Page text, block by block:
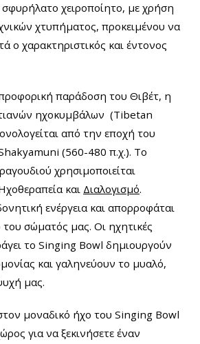
χειροποίητο, με χρήση
χτυπήματος, προκειμένου να
ο χαρακτηριστικός και έντονος
παράδοση του Θιβέτ, η
ηχοκυμβάλων (Tibetan
από την εποχή του
(560-480 π.χ.). Το
χρησιμοποιείται
και Διαλογισμό.
ενέργεια και απορροφάται
σώματός μας. Οι ηχητικές
το Singing Bowl δημιουργούν
και γαληνεύουν το μυαλό,
μας.
μοναδικό ήχο του Singing Bowl
για να ξεκινήσετε έναν